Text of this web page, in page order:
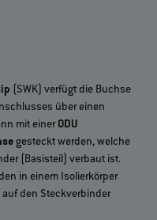
(SWK) verfügt die Buchse
über einen
mit einerODU
gesteckt werden, welche
(Basisteil) verbaut ist.
in einem Isolierkörper
den Steckverbinder